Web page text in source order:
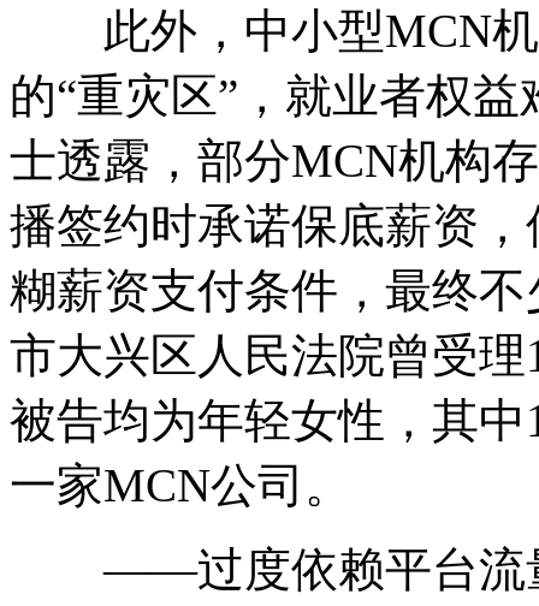
此外，中小型MCN机
的“重灾区”，就业者权
士透露，部分MCN机构
播签约时承诺保底薪资
糊薪资支付条件，最终
市大兴区人民法院曾受
被告均为年轻女性，其
一家MCN公司。
——过度依赖平台流量